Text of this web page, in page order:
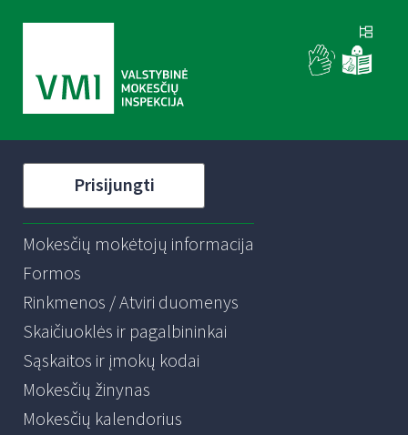
Prisijungti
Mokesčių mokėtojų informacija
Formos
Rinkmenos / Atviri duomenys
Skaičiuoklės ir pagalbininkai
Sąskaitos ir įmokų kodai
Mokesčių žinynas
Mokesčių kalendorius